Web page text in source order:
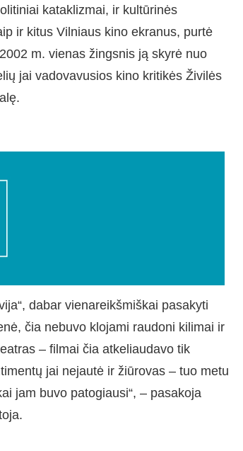
kataklizmai, ir kultūrinės
ir kitus Vilniaus kino ekranus, purtė
m. vienas žingsnis ją skyrė nuo
jai vadovavusios kino kritikės Živilės
dabar vienareikšmiškai pasakyti
čia nebuvo klojami raudoni kilimai ir
– filmai čia atkeliaudavo tik
jai nejautė ir žiūrovas – tuo metu
jam buvo patogiausi“, – pasakoja